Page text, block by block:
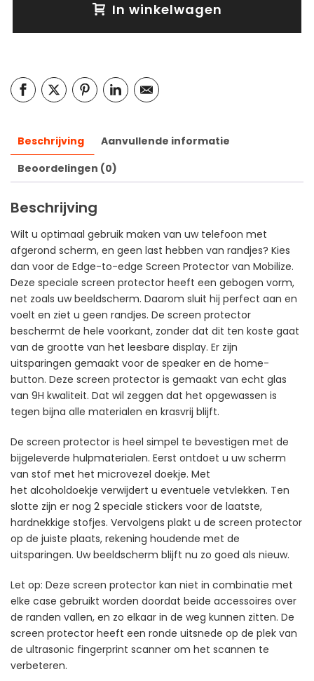
In winkelwagen
Beschrijving
Aanvullende informatie
Beoordelingen (0)
Beschrijving
Wilt u optimaal gebruik maken van uw telefoon met
afgerond scherm, en geen last hebben van randjes? Kies
dan voor de Edge-to-edge Screen Protector van Mobilize.
Deze speciale screen protector heeft een gebogen vorm,
net zoals uw beeldscherm. Daarom sluit hij perfect aan en
voelt en ziet u geen randjes. De screen protector
beschermt de hele voorkant, zonder dat dit ten koste gaat
van de grootte van het leesbare display. Er zijn
uitsparingen gemaakt voor de speaker en de home-
button. Deze screen protector is gemaakt van echt glas
van 9H kwaliteit. Dat wil zeggen dat het opgewassen is
tegen bijna alle materialen en krasvrij blijft.
De screen protector is heel simpel te bevestigen met de
bijgeleverde hulpmaterialen. Eerst ontdoet u uw scherm
van stof met het microvezel doekje. Met
het alcoholdoekje verwijdert u eventuele vetvlekken. Ten
slotte zijn er nog 2 speciale stickers voor de laatste,
hardnekkige stofjes. Vervolgens plakt u de screen protector
op de juiste plaats, rekening houdende met de
uitsparingen. Uw beeldscherm blijft nu zo goed als nieuw.
Let op: Deze screen protector kan niet in combinatie met
elke case gebruikt worden doordat beide accessoires over
de randen vallen, en zo elkaar in de weg kunnen zitten. De
screen protector heeft een ronde uitsnede op de plek van
de ultrasonic fingerprint scanner om het scannen te
verbeteren.